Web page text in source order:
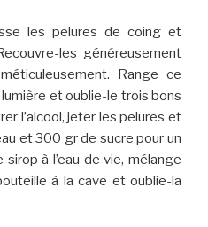
les pelures de coing et
les généreusement
Range ce
lumière et oublie-le trois bons
l’alcool, jeter les pelures et
et 300 gr de sucre pour un
à l’eau de vie, mélange
à la cave et oublie-la